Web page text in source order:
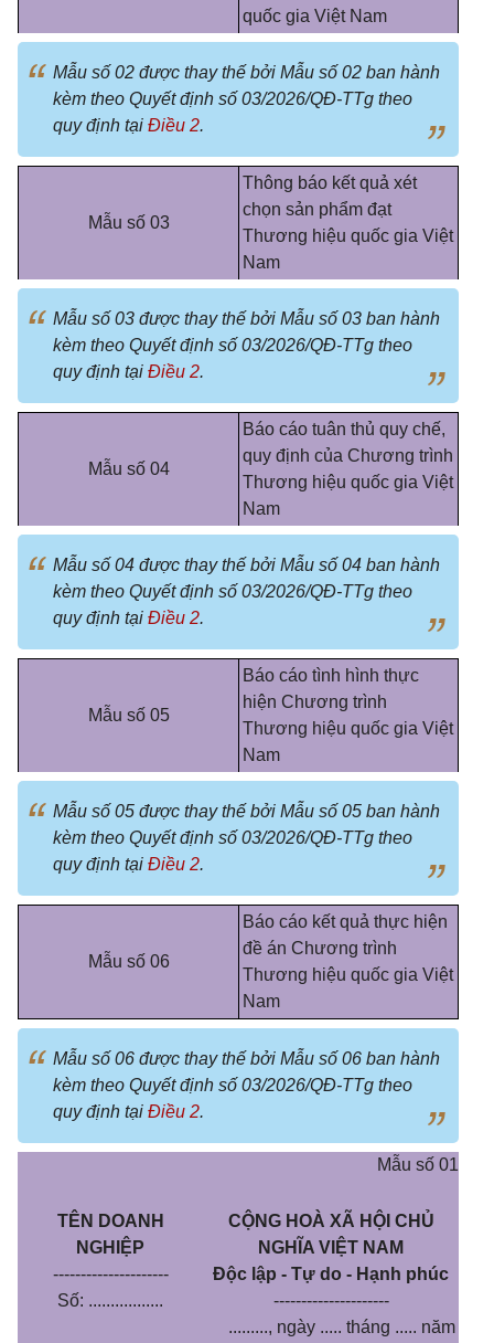
quốc gia Việt Nam
Mẫu số 02 được thay thế bởi Mẫu số 02 ban hành
kèm theo Quyết định số 03/2026/QĐ-TTg theo
quy định tại Điều 2.
Mẫu số 03
Thông báo kết quả xét
chọn sản phẩm đạt
Thương hiệu quốc gia Việt
Nam
Mẫu số 03 được thay thế bởi Mẫu số 03 ban hành
kèm theo Quyết định số 03/2026/QĐ-TTg theo
quy định tại Điều 2.
Mẫu số 04
Báo cáo tuân thủ quy chế,
quy định của Chương trình
Thương hiệu quốc gia Việt
Nam
Mẫu số 04 được thay thế bởi Mẫu số 04 ban hành
kèm theo Quyết định số 03/2026/QĐ-TTg theo
quy định tại Điều 2.
Mẫu số 05
Báo cáo tình hình thực
hiện Chương trình
Thương hiệu quốc gia Việt
Nam
Mẫu số 05 được thay thế bởi Mẫu số 05 ban hành
kèm theo Quyết định số 03/2026/QĐ-TTg theo
quy định tại Điều 2.
Mẫu số 06
Báo cáo kết quả thực hiện
đề án Chương trình
Thương hiệu quốc gia Việt
Nam
Mẫu số 06 được thay thế bởi Mẫu số 06 ban hành
kèm theo Quyết định số 03/2026/QĐ-TTg theo
quy định tại Điều 2.
Mẫu số 01
TÊN DOANH
NGHIỆP
---------------------
Số: .................
CỘNG HOÀ XÃ HỘI CHỦ
NGHĨA VIỆT NAM
Độc lập - Tự do - Hạnh phúc
---------------------
........., ngày ..... tháng ..... năm